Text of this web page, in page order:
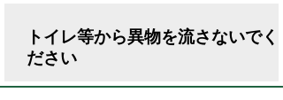
トイレ等から異物を流さないでく
ださい